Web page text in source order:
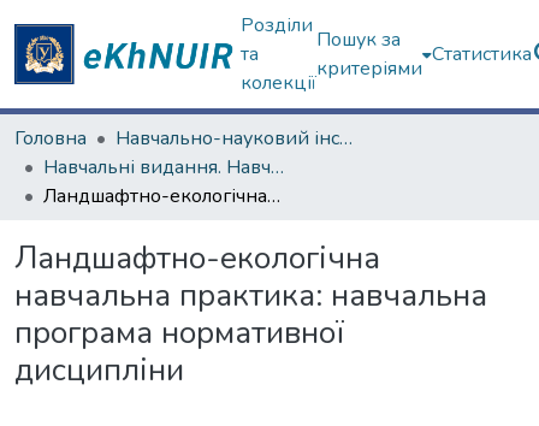
Розділи
та
колекції
Пошук за
критеріями
Статистика
Головна
Навчально-науковий інститут екології, зеленої енергетики та сталого розвитку
Навчальні видання. Навчально-науковий інститут екології, зеленої енергетики та сталого розвитку
Ландшафтно-екологічна навчальна практика: навчальна програма нормативної дисципліни
Ландшафтно-екологічна
навчальна практика: навчальна
програма нормативної
дисципліни